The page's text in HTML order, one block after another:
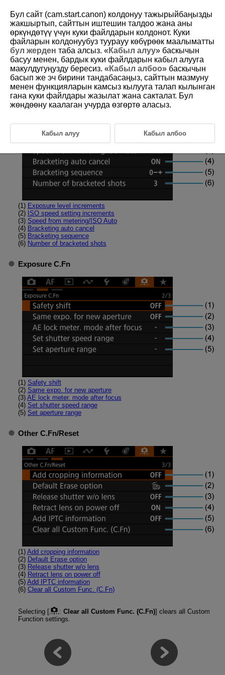
D388-235
Tab Menus: Custom Functions
Exposure C.Fn
(1) Exposure level increments
(2)
ISO speed setting increments
(3) Speed from metering/ISO Auto
(4) Bracketing auto cancel
(5) Bracketing sequence
(6) Number of bracketed shots
Exposure C.Fn
(1) Safety shift
(2) Same expo. for new aperture
(3) AE lock meter. mode after focus
(4) Set shutter speed range
(5) Set aperture range
Other C.Fn/Reset
(1) Add cropping information
(2) Default Erase option
(3) Release shutter w/o lens
(4) Retract lens on power off
(5) Add IPTC information
(6) Clear all Custom Func. (C.Fn)
Selecting [ : Clear all Custom Func. (C.Fn)] clears all Custom
Function settings.
Бул сайт (cam.start.canon) колдонуу тажырыйбаңызды
жакшыртып, сайттын иштешин талдоо жана аны
өркүндөтүү үчүн куки файлдарын колдонот. Куки
файларын колдонуубуз туурауу көбүрөөк маалыматты
бул жерден таба алсыз. «Кабыл алуу» баскычын
басуу менен, бардык куки файлдарын кабыл алууга
макулдугуңузду бересиз. «Кабыл албоо» баскычын
басып же эч бирини тандабасаңыз, сайттын мазмуну
менен функцияларын камсыз кылууга талап кылынган
гана куки файлдары жазылат жана сакталат. Бул
жөндөөну каалаган учурда өзгөртө аласыз.
Кабыл алуу Кабыл албоо